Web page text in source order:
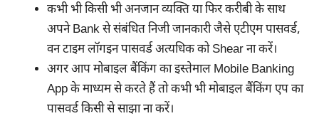
कभी भी किसी भी अनजान व्यक्ति या फिर करीबी के साथ
अपने Bank से संबंधित निजी जानकारी जैसे एटीएम पासवर्ड,
वन टाइम लॉगइन पासवर्ड अत्यधिक को Shear ना करें।
अगर आप मोबाइल बैंकिंग का इस्तेमाल Mobile Banking
App के माध्यम से करते हैं तो कभी भी मोबाइल बैंकिंग एप का
पासवर्ड किसी से साझा ना करें।